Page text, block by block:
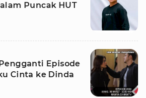
Puncak HUT
Episode
Cinta ke Dinda